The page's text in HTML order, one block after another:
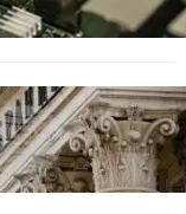
България
му.